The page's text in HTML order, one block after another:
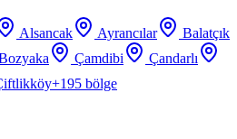
Alsancak Ayrancılar
Balatçık
Çamdibi
Çandarlı
+195 bölge